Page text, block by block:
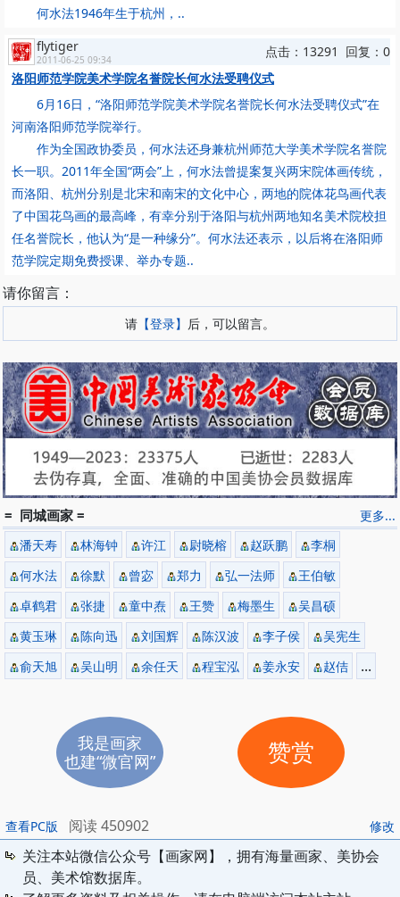
何水法1946年生于杭州，..
flytiger
2011-06-25 09:34
点击：13291 回复：0
洛阳师范学院美术学院名誉院长何水法受聘仪式
6月16日，“洛阳师范学院美术学院名誉院长何水法受聘仪式”在
河南洛阳师范学院举行。
作为全国政协委员，何水法还身兼杭州师范大学美术学院名誉院
长一职。2011年全国“两会”上，何水法曾提案复兴两宋院体画传统，
而洛阳、杭州分别是北宋和南宋的文化中心，两地的院体花鸟画代表
了中国花鸟画的最高峰，有幸分别于洛阳与杭州两地知名美术院校担
任名誉院长，他认为“是一种缘分”。何水法还表示，以后将在洛阳师
范学院定期免费授课、举办专题..
请你留言：
请 【登录】 后，可以留言。
更多...
= 同城画家 =
潘天寿 林海钟 许江 尉晓榕 赵跃鹏
李桐
何水法
徐默 曾宓 郑力 弘一法师
王伯敏
卓鹤君
张捷 童中焘 王赞 梅墨生
吴昌硕
黄玉琳
陈向迅 刘国辉 陈汉波 李子侯
吴宪生
俞天旭
吴山明 余任天 程宝泓 姜永安 赵佶 ...
我是画家
也建“微官网”
赞赏
修改
查看PC版
阅读 450902
关注本站微信公众号【画家网】，拥有海量画家、美协会
员、美术馆数据库。